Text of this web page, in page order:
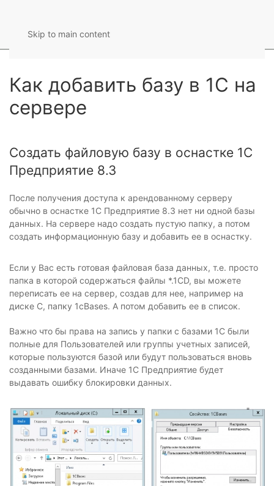
Skip to main content
Как добавить базу в 1С на
сервере
Создать файловую базу в оснастке 1С
Предприятие 8.3
После получения доступа к арендованному серверу
обычно в оснастке 1С Предприятие 8.3 нет ни одной базы
данных. На сервере надо создать пустую папку, а потом
создать информационную базу и добавить ее в оснастку.
Если у Вас есть готовая файловая база данных, т.е. просто
папка в которой содержаться файлы *.1CD, вы можете
переписать ее на сервер, создав для нее, например на
диске С, папку 1сBases. А потом добавить ее в список.
Важно что бы права на запись у папки с базами 1С были
полные для Пользователей или группы учетных записей,
которые пользуются базой или будут пользоваться вновь
созданными базами. Иначе 1С Предприятие будет
выдавать ошибку блокировки данных.